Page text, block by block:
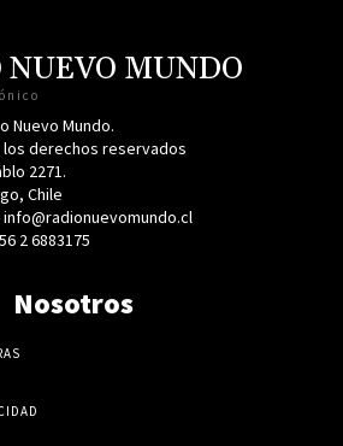
NUEVO MUNDO
Nuevo Mundo.
los derechos reservados
2271.
Chile
info@radionuevomundo.cl
2 6883175
Nosotros